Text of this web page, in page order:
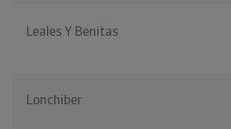
Leales Y Benitas
Lonchiber